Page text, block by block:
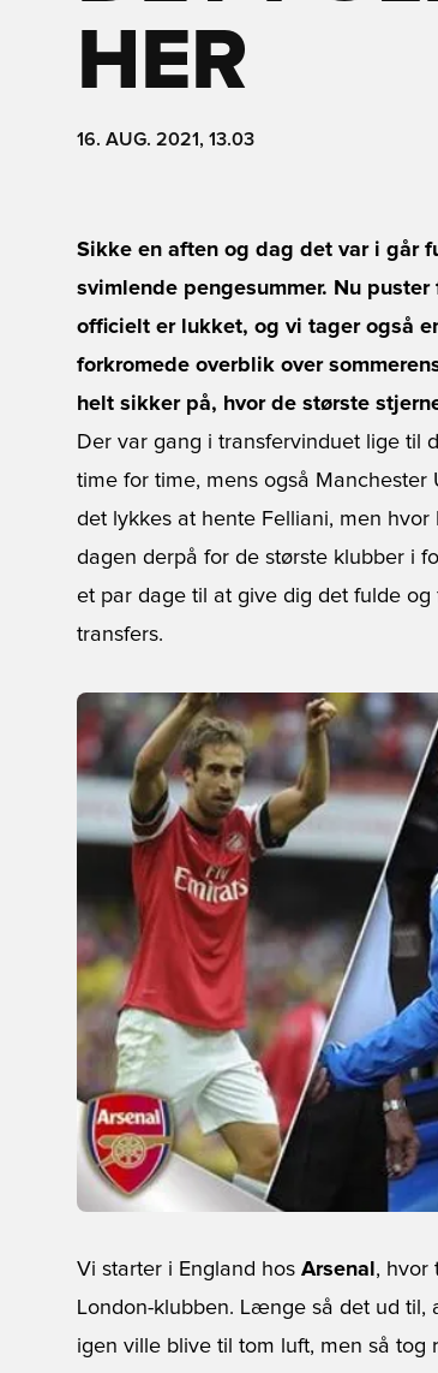
HER
16. AUG. 2021, 13.03
Sikke en aften og dag det var i går
svimlende pengesummer. Nu
officielt er lukket, og vi tager også
forkromede overblik over
helt sikker på, hvor de største
Der var gang i transfervinduet lige til
time for time, mens også
det lykkes at hente Felliani, men
dagen derpå for de største klubber i
et par dage til at give dig det fulde
transfers.
Vi starter i England hos Arsenal , hvor
London-klubben. Længe så det ud til,
igen ville blive til tom luft, men så tog